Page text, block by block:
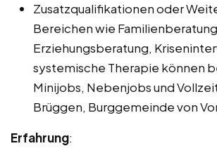
Zusatzqualifikationen oder
Bereichen wie
Erziehungsberatung,
systemische Therapie können
Minijobs, Nebenjobs und
Brüggen, Burggemeinde von
Erfahrung: